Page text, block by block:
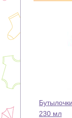
230 мл